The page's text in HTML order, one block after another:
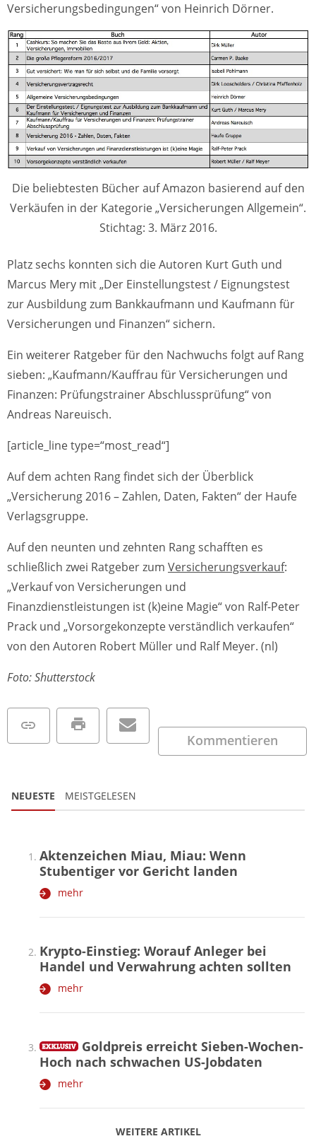
Versicherungsbedingungen“ von Heinrich Dörner.
Die beliebtesten Bücher auf Amazon basierend auf den
Verkäufen in der Kategorie „Versicherungen Allgemein“.
Stichtag: 3. März 2016.
Platz sechs konnten sich die Autoren Kurt Guth und
Marcus Mery mit „Der Einstellungstest / Eignungstest
zur Ausbildung zum Bankkaufmann und Kaufmann für
Versicherungen und Finanzen“ sichern.
Ein weiterer Ratgeber für den Nachwuchs folgt auf Rang
sieben: „Kaufmann/Kauffrau für Versicherungen und
Finanzen: Prüfungstrainer Abschlussprüfung“ von
Andreas Nareuisch.
[article_line type=“most_read“]
Auf dem achten Rang findet sich der Überblick
„Versicherung 2016 – Zahlen, Daten, Fakten“ der Haufe
Verlagsgruppe.
Auf den neunten und zehnten Rang schafften es
schließlich zwei Ratgeber zum Versicherungsverkauf:
„Verkauf von Versicherungen und
Finanzdienstleistungen ist (k)eine Magie“ von Ralf-Peter
Prack und „Vorsorgekonzepte verständlich verkaufen“
von den Autoren Robert Müller und Ralf Meyer. (nl)
Foto: Shutterstock
Kommentieren
NEUESTE MEISTGELESEN
WEITERE ARTIKEL
zurückweiter
Aktenzeichen Miau, Miau: Wenn
Stubentiger vor Gericht landen
mehr
Krypto-Einstieg: Worauf Anleger bei
Handel und Verwahrung achten sollten
mehr
Goldpreis erreicht Sieben-Wochen-
Hoch nach schwachen US-Jobdaten
mehr